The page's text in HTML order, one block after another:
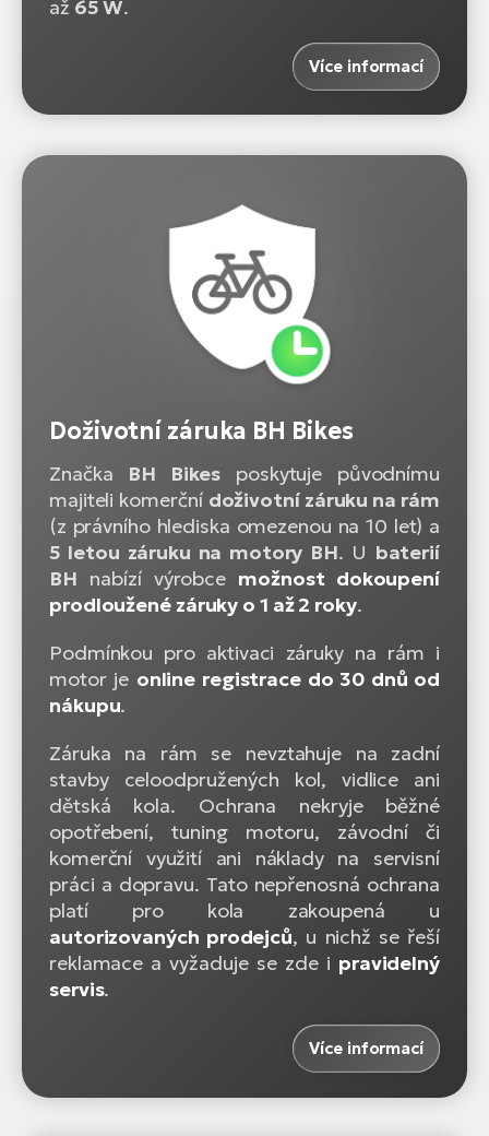
až 65 W.
Více informací
Doživotní záruka BH Bikes
Značka BH Bikes poskytuje původnímu
majiteli komerční doživotní záruku na rám
(z právního hlediska omezenou na 10 let) a
5 letou záruku na motory BH. U baterií
BH nabízí výrobce možnost dokoupení
prodloužené záruky o 1 až 2 roky.
Podmínkou pro aktivaci záruky na rám i
motor je online registrace do 30 dnů od
nákupu.
Záruka na rám se nevztahuje na zadní
stavby celoodpružených kol, vidlice ani
dětská kola. Ochrana nekryje běžné
opotřebení, tuning motoru, závodní či
komerční využití ani náklady na servisní
práci a dopravu. Tato nepřenosná ochrana
platí pro kola zakoupená u
autorizovaných prodejců, u nichž se řeší
reklamace a vyžaduje se zde i pravidelný
servis.
Více informací